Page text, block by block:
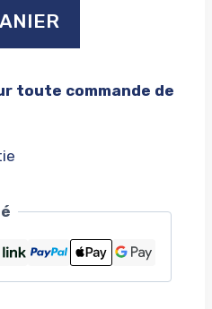
toute commande de